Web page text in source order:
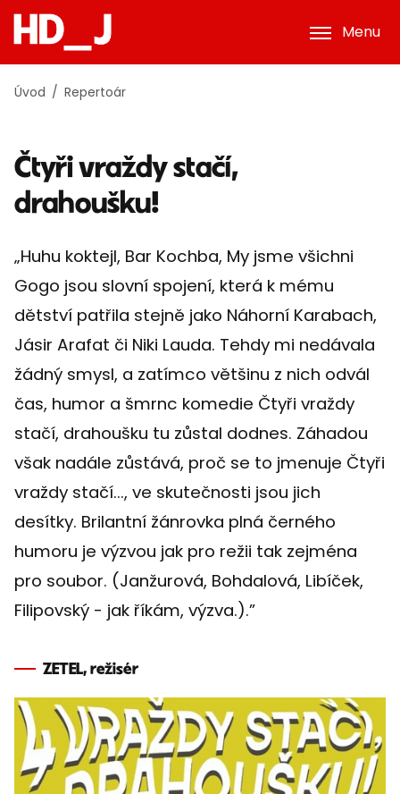
Menu
Úvod Repertoár
Čtyři vraždy stačí,
drahoušku!
„Huhu koktejl, Bar Kochba, My jsme všichni
Gogo jsou slovní spojení, která k mému
dětství patřila stejně jako Náhorní Karabach,
Jásir Arafat či Niki Lauda. Tehdy mi nedávala
žádný smysl, a zatímco většinu z nich odvál
čas, humor a šmrnc komedie Čtyři vraždy
stačí, drahoušku tu zůstal dodnes. Záhadou
však nadále zůstává, proč se to jmenuje Čtyři
vraždy stačí..., ve skutečnosti jsou jich
desítky. Brilantní žánrovka plná černého
humoru je výzvou jak pro režii tak zejména
pro soubor. (Janžurová, Bohdalová, Libíček,
Filipovský - jak říkám, výzva.).”
ZETEL, režisér